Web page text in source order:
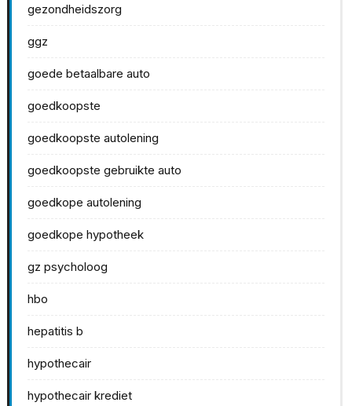
gezondheidszorg
ggz
goede betaalbare auto
goedkoopste
goedkoopste autolening
goedkoopste gebruikte auto
goedkope autolening
goedkope hypotheek
gz psycholoog
hbo
hepatitis b
hypothecair
hypothecair krediet